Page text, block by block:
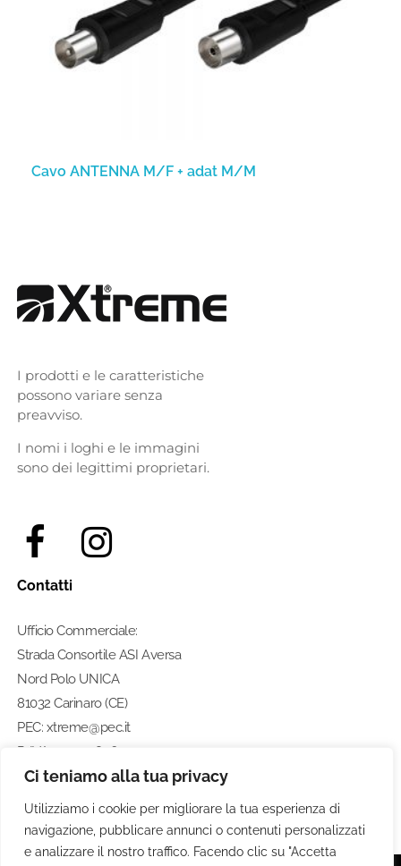
Ci teniamo alla tua privacy
Utilizziamo i cookie per migliorare la tua esperienza di
navigazione, pubblicare annunci o contenuti personalizzati
e analizzare il nostro traffico. Facendo clic su "Accetta
Cavo ANTENNA M/F + adat M/M
I prodotti e le caratteristiche
possono variare senza
preavviso.
I nomi i loghi e le immagini
sono dei legittimi proprietari.
Contatti
Ufficio Commerciale:
Strada Consortile ASI Aversa
Nord Polo UNICA
81032 Carinaro (CE)
PEC: xtreme@pec.it
P. IVA: 07274580633
Numero di telefono:
0812462211